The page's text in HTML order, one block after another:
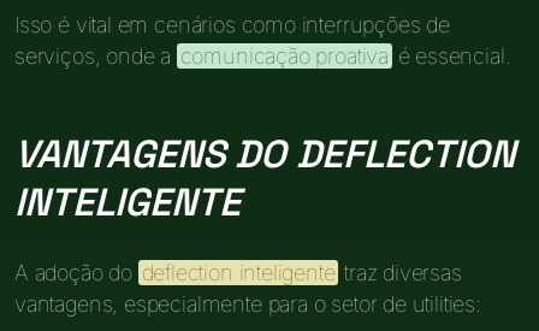
Isso é vital em cenários como interrupções de
serviços, onde a comunicação proativa é essencial.
VANTAGENS DO DEFLECTION
INTELIGENTE
A adoção do deflection inteligente traz diversas
vantagens, especialmente para o setor de utilities: